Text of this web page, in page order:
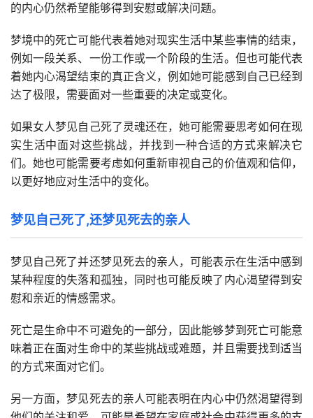
的内心仍然希望能够得到安慰或解决问题。
梦境中的死亡可能代表着她对现实生活中某些事情的结束，
例如一段关系、一份工作或一个阶段的生活。但也可能代表
着她内心渴望结束的真正含义，例如她可能感到自己已经到
达了极限，需要面对一些重要的决定或变化。
如果女人梦见自己死了灵魂还在，她可能需要思考如何在现
实生活中面对这些挑战，并找到一种合适的方式来解决它
们。她也可能需要考虑如何重新审视自己的价值观和信仰，
以更好地应对生活中的变化。
梦见自己死了,还梦见死去的亲人
梦见自己死了并还梦见死去的亲人，可能表示在生活中感到
某种程度的失落和孤独，同时也可能反映了内心渴望得到安
慰和亲近的情感需求。
死亡是生命中不可避免的一部分，因此能够梦到死亡可能意
味着正在面对生命中的某些挑战或难题，并且需要找到适当
的方式来面对它们。
另一方面，梦见死去的亲人可能表明在内心中仍然渴望得到